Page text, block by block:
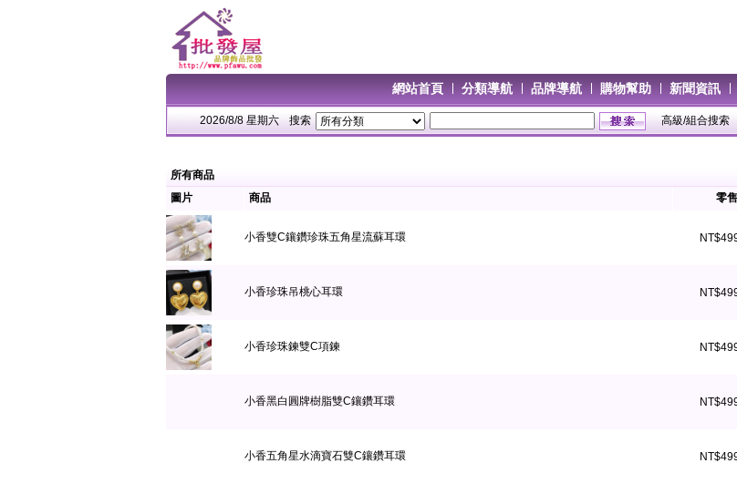
網站首頁 分類導航 品牌導航 購物幫助 新聞資訊
2026/8/8 星期六 搜索 高級/組合搜索
所有商品
圖片
商品 零
小香雙C鑲鑽珍珠五角星流蘇耳環
小香珍珠吊桃心耳環
小香珍珠鍊雙C項鍊
小香黑白圓牌樹脂雙C鑲鑽耳環
小香五角星水滴寶石雙C鑲鑽耳環